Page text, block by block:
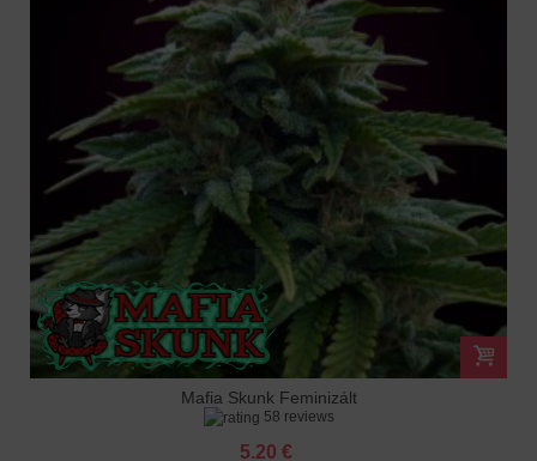
Mafia Skunk Feminizált
58 reviews
5.20 €